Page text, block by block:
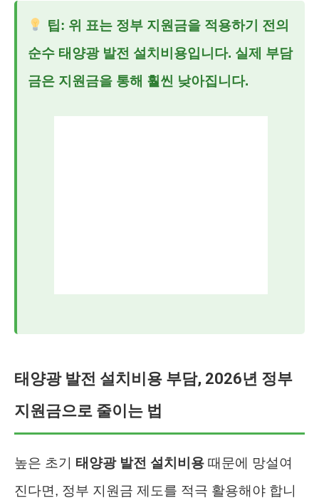
팁: 위 표는 정부 지원금을 적용하기 전의
순수 태양광 발전 설치비용입니다. 실제 부담
금은 지원금을 통해 훨씬 낮아집니다.
태양광 발전 설치비용 부담, 2026년 정부
지원금으로 줄이는 법
높은 초기 태양광 발전 설치비용 때문에 망설여
진다면, 정부 지원금 제도를 적극 활용해야 합니